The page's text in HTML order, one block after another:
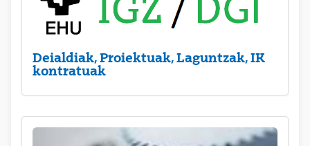
Deialdiak, Proiektuak, Laguntzak, IK
kontratuak